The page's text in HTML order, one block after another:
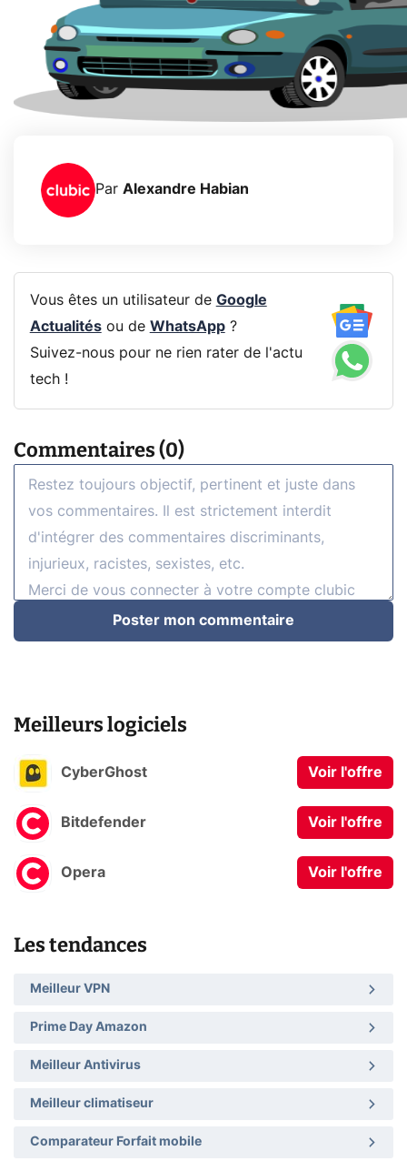
Par Alexandre Habian
Vous êtes un utilisateur de Google
Actualitésou de WhatsApp?
Suivez-nous pour ne rien rater de l'actu
tech !
Commentaires (0)
Poster mon commentaire
Meilleurs logiciels
CyberGhost Voir l'offre
Bitdefender Voir l'offre
Opera Voir l'offre
Les tendances
Meilleur VPN
Prime Day Amazon
Meilleur Antivirus
Meilleur climatiseur
Comparateur Forfait mobile